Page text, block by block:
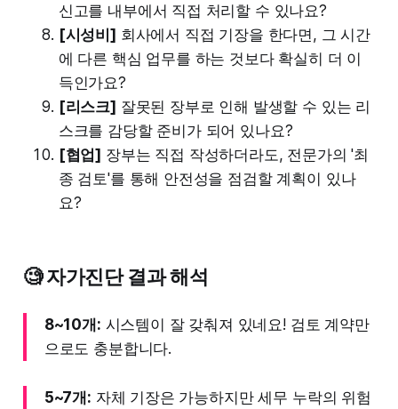
신고를 내부에서 직접 처리할 수 있나요?
[시성비] 회사에서 직접 기장을 한다면, 그 시간
에 다른 핵심 업무를 하는 것보다 확실히 더 이
득인가요?
[리스크] 잘못된 장부로 인해 발생할 수 있는 리
스크를 감당할 준비가 되어 있나요?
[협업] 장부는 직접 작성하더라도, 전문가의 '최
종 검토'를 통해 안전성을 점검할 계획이 있나
요?
🧐 자가진단 결과 해석
8~10개: 시스템이 잘 갖춰져 있네요! 검토 계약만
으로도 충분합니다.
5~7개: 자체 기장은 가능하지만 세무 누락의 위험